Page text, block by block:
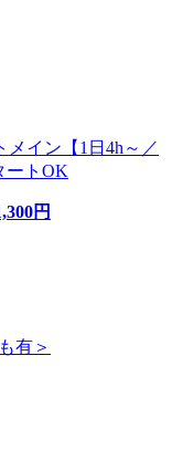
イン【1日4h～／
ートOK
円
有＞